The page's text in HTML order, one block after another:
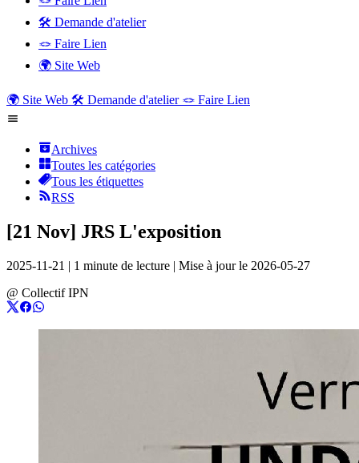
🛠️ Demande d'atelier
🪢 Faire Lien
🌍 Site Web
🌍 Site Web 🛠️ Demande d'atelier 🪢 Faire Lien
Archives
Toutes les catégories
Tous les étiquettes
RSS
[21 Nov] JRS L'exposition
2025-11-21 | 1 minute de lecture | Mise à jour le 2026-05-27
@ Collectif IPN